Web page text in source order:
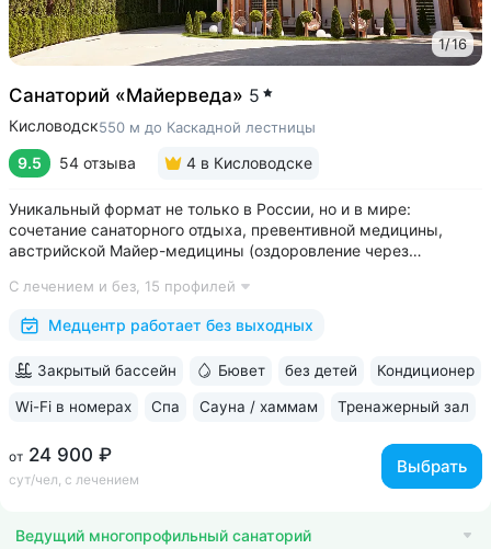
1/16
Санаторий «Майерведа» 5
Кисловодск550 м до Каскадной лестницы
9.5 54 отзыва 4 в Кисловодске
Уникальный формат не только в России, но и в мире:
сочетание санаторного отдыха, превентивной медицины,
австрийской Майер-медицины (оздоровление через
Победитель международной премии The World Luxury Awards.
Премия «Вояж» за лучший велнес-проект...
С лечением и без, 15 профилей
Медцентр работает без выходных
от 24 900 ₽
сут/чел, с лечением
Выбрать
Закрытый бассейн Бювет без детей Кондиционер
Wi-Fi в номерах Спа Сауна / хаммам Тренажерный зал
Ведущий многопрофильный санаторий